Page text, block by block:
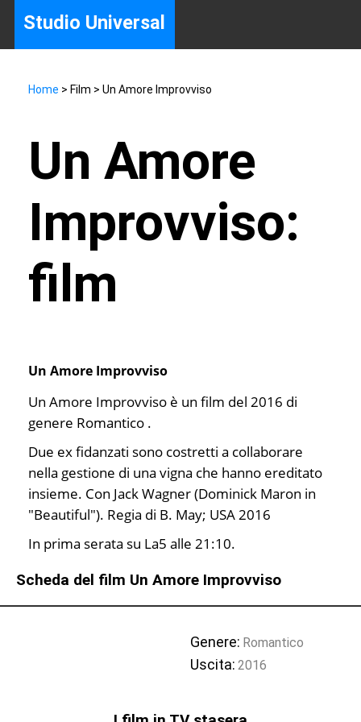
Studio Universal
Home > Film > Un Amore Improvviso
Un Amore
Improvviso:
film
Un Amore Improvviso
Un Amore Improvviso è un film del 2016 di
genere Romantico .
Due ex fidanzati sono costretti a collaborare
nella gestione di una vigna che hanno ereditato
insieme. Con Jack Wagner (Dominick Maron in
"Beautiful"). Regia di B. May; USA 2016
In prima serata su La5 alle 21:10.
Scheda del film Un Amore Improvviso
Genere: Romantico
Uscita: 2016